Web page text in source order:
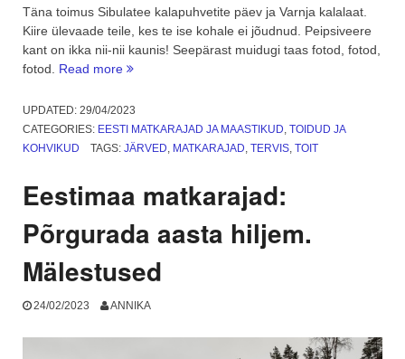
Täna toimus Sibulatee kalapuhvetite päev ja Varnja kalalaat.
Kiire ülevaade teile, kes te ise kohale ei jõudnud. Peipsiveere
kant on ikka nii-nii kaunis! Seepärast muidugi taas fotod, fotod,
fotod. Read more “Kalapuhvetite
Sibulateel
ja
Peipsi
osa”
UPDATED: 29/04/2023
CATEGORIES: EESTI MATKARAJAD JA MAASTIKUD, TOIDUD JA
KOHVIKUD
TAGS: JÄRVED, MATKARAJAD, TERVIS, TOIT
Eestimaa matkarajad:
Põrgurada aasta hiljem.
Mälestused
24/02/2023 ANNIKA